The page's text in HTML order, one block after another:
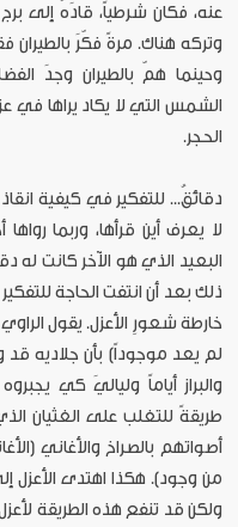
عنه، فكان شرطياً، قادَهُ إلى برج
وتركه هناك. مرةً فكّرَ بالطيران
وحينما همّ بالطيران وجدَ
الشمس التي لا يكاد يراها في
الحجر.
دقائقُ... للتفكير في كيفية
لا يعرف أين قرأها، وربما
البعيد الذي هو الآخر كانت له
ذلك بعد أن انتفت الحاجة
خارطة شعورِ الأعزل. يقول
لم يعد موجوداً) بأن جلاديه
والبراز أياماً ولياليَ كي
طريقةً للتغلب على الغثيان
أصواتهم بالصراخ والأغاني
من وجود). هكذا اهتدى الأعزل
ولكن قد تنفع هذه الطريقة